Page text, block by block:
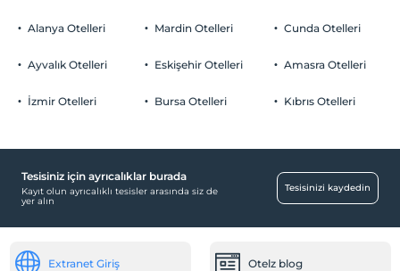
Otopark (Tesis bünyesinde)
Eğlence Hizmetleri
Canlı Müzik
Sağlık
Her bir oda için 10 yaşına kadar 1 çocuk ücretsizdir
Alanya Otelleri
Ayvalık Otelleri
İzmir Otelleri
Mardin Otelleri
Eskişehir Otelleri
Bursa Otelleri
Cunda Otelleri
Amasra Otelleri
Kıbrıs Otelleri
Tesisiniz için ayrıcalıklar burada
Kayıt olun ayrıcalıklı tesisler arasında siz de
yer alın
Tesisinizi kaydedin
Extranet Giriş Otelz blog